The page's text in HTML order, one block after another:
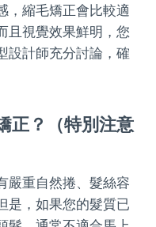
，縮毛矯正會比較適
且視覺效果鮮明，您
設計師充分討論，確
正？（特別注意
嚴重自然捲、髮絲容
是，如果您的髮質已